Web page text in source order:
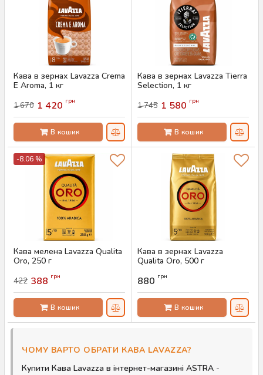
Кава в зернах Lavazza Crema
E Aroma, 1 кг
1 670 1 420 грн
В кошик
Кава в зернах Lavazza Tierra
Selection, 1 кг
1 745 1 580 грн
В кошик
-8.06 %
Кава мелена Lavazza Qualita
Oro, 250 г
422 388 грн
В кошик
Кава в зернах Lavazza
Qualita Oro, 500 г
880 грн
В кошик
ЧОМУ ВАРТО ОБРАТИ КАВА LAVAZZA?
Купити Кава Lavazza в інтернет-магазині ASTRA -